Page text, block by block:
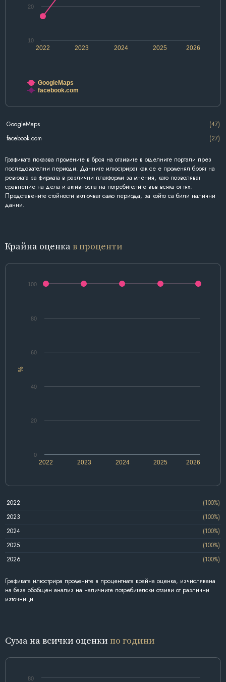
2022 2024 2026
2023 2025
20
10
GoogleMaps
facebook.com
GoogleMaps
(47)
facebook.com
(27)
Графиката показва промените в броя на отзивите в отделните портали през
последователни периоди. Данните илюстрират как се е променял броят на
ревютата за фирмата в различни платформи за мнения, като позволяват
сравнение на дела и активността на потребителите във всяка от тях.
Представените стойности включват само периода, за който са били налични
данни.
Крайна оценкав проценти
%
2022 2024 2026
2023 2025
0
20
40
60
80
100
2022
(100%)
2023
(100%)
2024
(100%)
2025
(100%)
2026
(100%)
Графиката илюстрира промените в процентната крайна оценка, изчислявана
на база обобщен анализ на наличните потребителски отзиви от различни
източници.
Сума на всички оценки по години
80